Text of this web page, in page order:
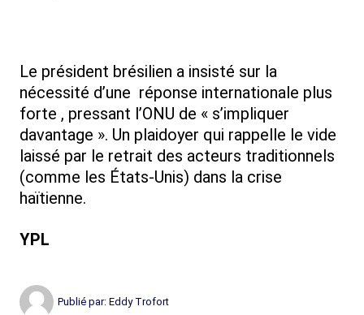
Le président brésilien a insisté sur la
nécessité d’une réponse internationale plus
forte , pressant l’ONU de « s’impliquer
davantage ». Un plaidoyer qui rappelle le vide
laissé par le retrait des acteurs traditionnels
(comme les États-Unis) dans la crise
haïtienne.
YPL
Publié par: Eddy Trofort